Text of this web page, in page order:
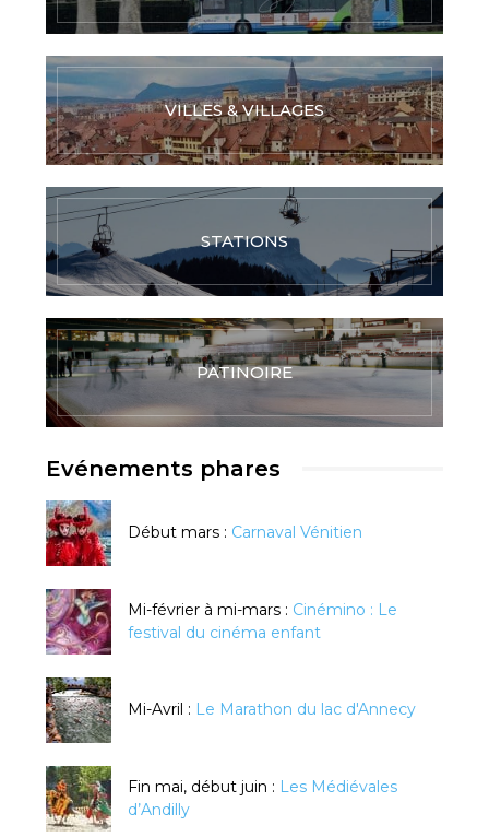
VILLES & VILLAGES
STATIONS
PATINOIRE
Evénements phares
Début mars : Carnaval Vénitien
Mi-février à mi-mars : Cinémino : Le
festival du cinéma enfant
Mi-Avril : Le Marathon du lac d'Annecy
Fin mai, début juin : Les Médiévales
d’Andilly